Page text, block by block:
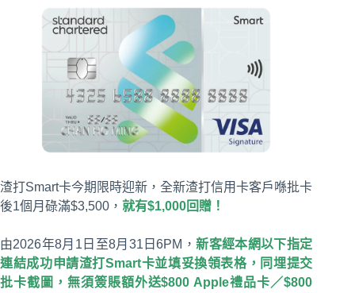
渣打Smart卡今期限時迎新，全新渣打信用卡客戶喺批卡
後1個月碌滿$3,500， 就有$1,000回贈！
由2026年8月1日至8月31日6PM，新客經本網以下指定
連結成功申請渣打Smart卡並填妥換領表格，同埋提交
批卡截圖，無須簽賬額外送$800 Apple禮品卡／$800